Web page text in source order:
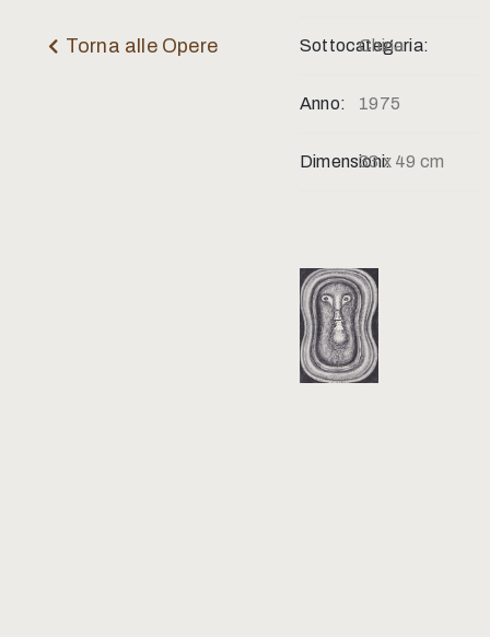
Torna alle Opere Sottocategoria:
China
Anno: 1975
Dimensioni:33 x 49 cm